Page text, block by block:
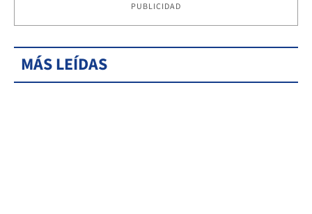
PUBLICIDAD
MÁS LEÍDAS